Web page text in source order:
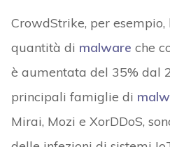
CrowdStrike, per esempio,
quantità di malware che
è aumentata del 35% dal
principali famiglie di
Mirai, Mozi e XorDDoS,